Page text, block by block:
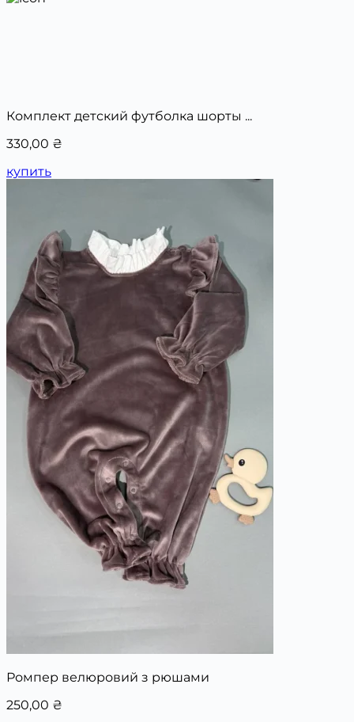
Комплект детский футболка шорты ...
330,00 ₴
купить
Ромпер велюровий з рюшами
250,00 ₴